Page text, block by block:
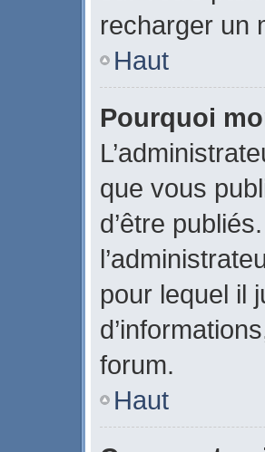
recharger un
Haut
Pourquoi
que vous
d’être
pour lequel il
forum.
Haut